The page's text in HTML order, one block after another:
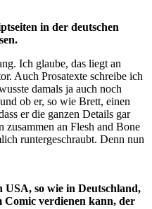
in der deutschen
Ich glaube, das liegt an
Auch Prosatexte schreibe ich
damals ja auch noch
ob er, so wie Brett, einen
er die ganzen Details gar
an Flesh and Bone
runtergeschraubt. Denn nun
USA, so wie in Deutschland,
verdienen kann, der